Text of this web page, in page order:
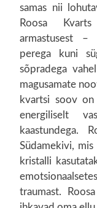
samas nii
Roosa
armastusest –
perega kuni
sõpradega
magusamate
kvartsi soov
energiliselt
kaastundega.
Südamekivi,
kristalli
traumast.